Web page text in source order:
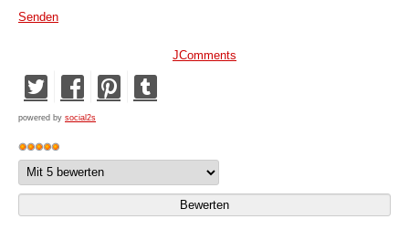
Senden
JComments
powered by social2s